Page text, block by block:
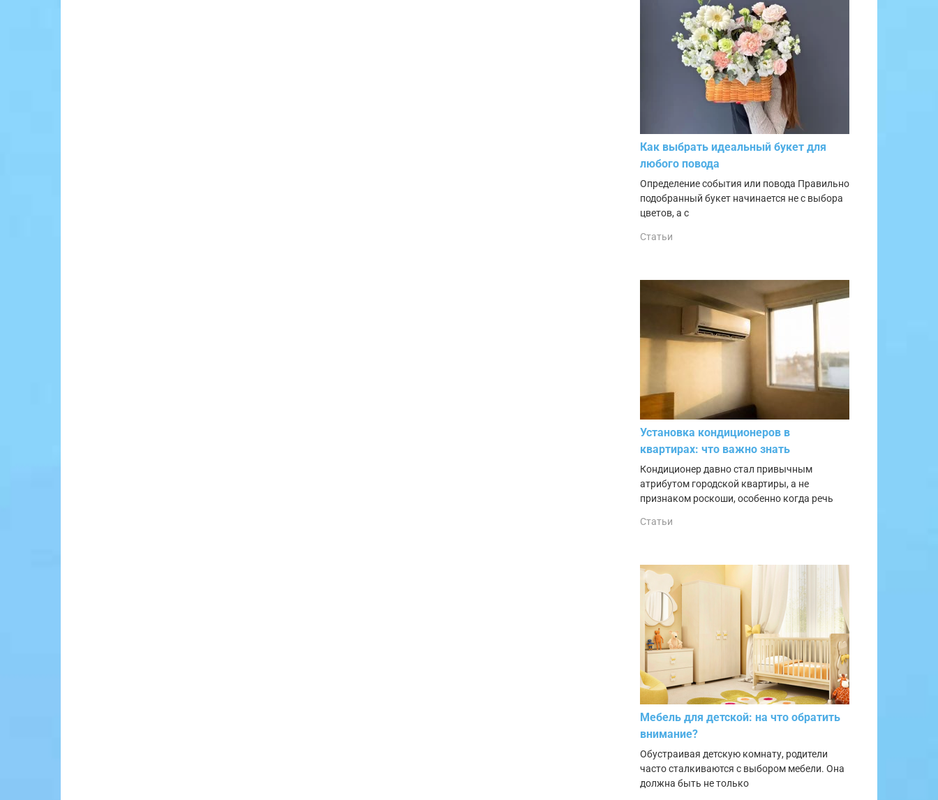
Как выбрать идеальный букет для
любого повода
Определение события или повода Правильно
подобранный букет начинается не с выбора
цветов, а с
Статьи
Установка кондиционеров в
квартирах: что важно знать
Кондиционер давно стал привычным
атрибутом городской квартиры, а не
признаком роскоши, особенно когда речь
Статьи
Мебель для детской: на что обратить
внимание?
Обустраивая детскую комнату, родители
часто сталкиваются с выбором мебели. Она
должна быть не только